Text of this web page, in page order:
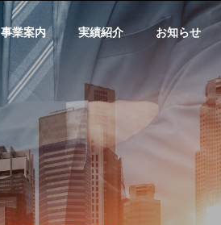
事業案内 実績紹介 お知らせ
企業理念
Philosophy